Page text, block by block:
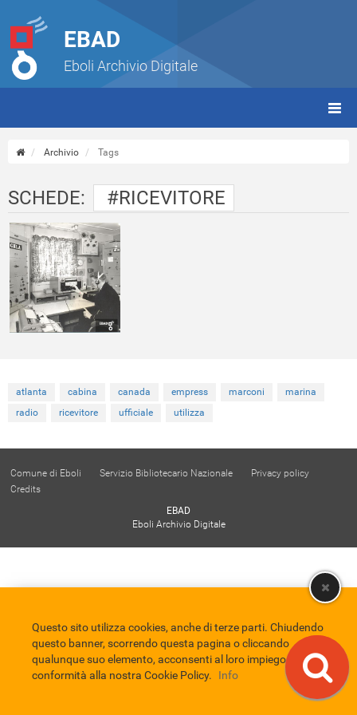
EBAD
Eboli Archivio Digitale
Archivio Tags
SCHEDE: #RICEVITORE
atlanta cabina canada empress marconi
marina
radio
ricevitore ufficiale utilizza
Comune di Eboli Servizio Bibliotecario Nazionale
Privacy policy
Credits
EBAD
Eboli Archivio Digitale
Questo sito utilizza cookies, anche di terze parti. Chiudendo
questo banner, scorrendo questa pagina o cliccando
qualunque suo elemento, acconsenti al loro impiego in
conformità alla nostra Cookie Policy.
Info